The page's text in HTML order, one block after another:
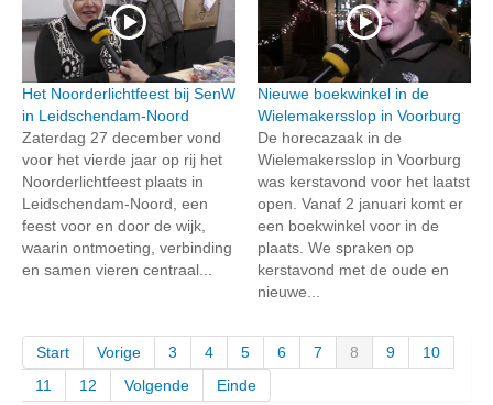
Het Noorderlichtfeest bij SenW
in Leidschendam-Noord
Zaterdag 27 december vond
voor het vierde jaar op rij het
Noorderlichtfeest plaats in
Leidschendam-Noord, een
feest voor en door de wijk,
waarin ontmoeting, verbinding
en samen vieren centraal...
Nieuwe boekwinkel in de
Wielemakersslop in Voorburg
De horecazaak in de
Wielemakersslop in Voorburg
was kerstavond voor het laatst
open. Vanaf 2 januari komt er
een boekwinkel voor in de
plaats. We spraken op
kerstavond met de oude en
nieuwe...
Start Vorige 3 4 5 6 7 8 9
10
11
12 Volgende Einde